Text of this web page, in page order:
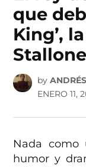
que
King’,
Stallone
by
ENERO 11,
Nada como
humor y